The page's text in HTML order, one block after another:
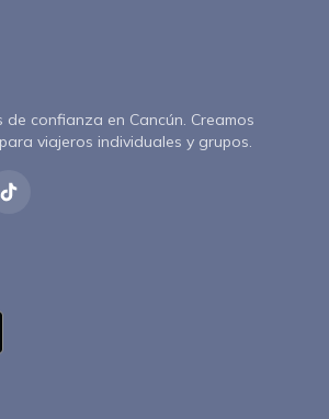
de confianza en Cancún. Creamos
viajeros individuales y grupos.